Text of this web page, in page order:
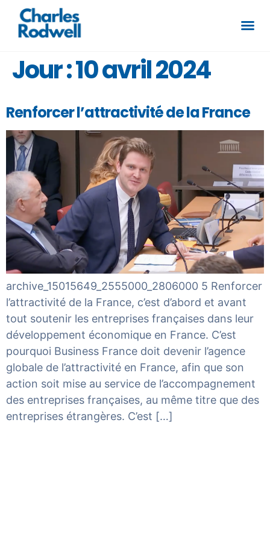
Jour :10 avril 2024
Renforcer l’attractivité de la France
archive_15015649_2555000_2806000 5 Renforcer
l’attractivité de la France, c’est d’abord et avant
tout soutenir les entreprises françaises dans leur
développement économique en France. C’est
pourquoi Business France doit devenir l’agence
globale de l’attractivité en France, afin que son
action soit mise au service de l’accompagnement
des entreprises françaises, au même titre que des
entreprises étrangères. C’est […]